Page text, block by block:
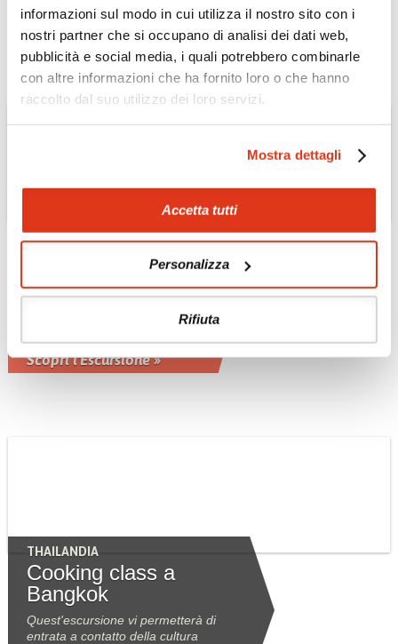
informazioni sul modo in cui utilizza il nostro sito con i
nostri partner che si occupano di analisi dei dati web,
pubblicità e social media, i quali potrebbero combinarle
con altre informazioni che ha fornito loro o che hanno
raccolto dal suo utilizzo dei loro servizi.
Mostra dettagli
Accetta tutti
Personalizza
Rifiuta
Scopri l'Escursione »
GIAPPONE
Città di Tokyo in
Tokyo, al Palazzo Imperiale e
Scopri l'Escursione »
THAILANDIA
Cooking class a
Bangkok
Quest'escursione vi permetterà di
entrata a contatto della cultura